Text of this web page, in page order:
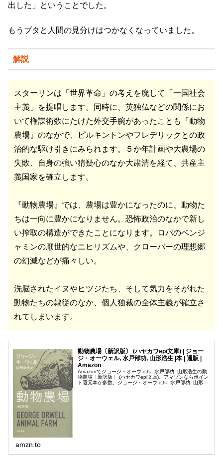
出した」ということでした。
もうブタと人間の見分けはつかなくなっていました。
解説
スターリンは「世界革命」の考えを廃して「一国社会
主義」を提唱します。同時に、英独仏などの関係にお
いて権謀術数にたけた外交手腕があったことも『動物
農場』のなかで、ピルキントンやフレデリックとの政
治的な駆け引きにみられます。５か年計画や大農場の
失敗、自身の強い猜疑心のなか大粛清を経て、共産主
義国家を確立します。
『動物農場』では、農場は豊かになったのに、動物た
ちは一向に豊かになりません。恐怖政治のなかで新し
い搾取の構造ができたことになります。ロバのベンジ
ャミンの厭世的なニヒリズムや、クローバーの理想郷
の幻滅などが痛々しい。
洗脳されたイヌやヒツジたち、そして気力をそがれた
動物たちの隷従のなか、個人独裁の全体主義が確立さ
れてしまいます。
動物農場〔新訳版〕 (ハヤカワepi文庫) | ジョー
ジ・オーウェル, 水戸部功, 山形浩生 |本 | 通販 |
Amazon
Amazonでジョージ・オーウェル, 水戸部功, 山形浩生の動
物農場〔新訳版〕 (ハヤカワepi文庫)。アマゾンならポイン
ト還元本が多数。ジョージ・オーウェル, 水戸部功, 山形浩
amzn.to